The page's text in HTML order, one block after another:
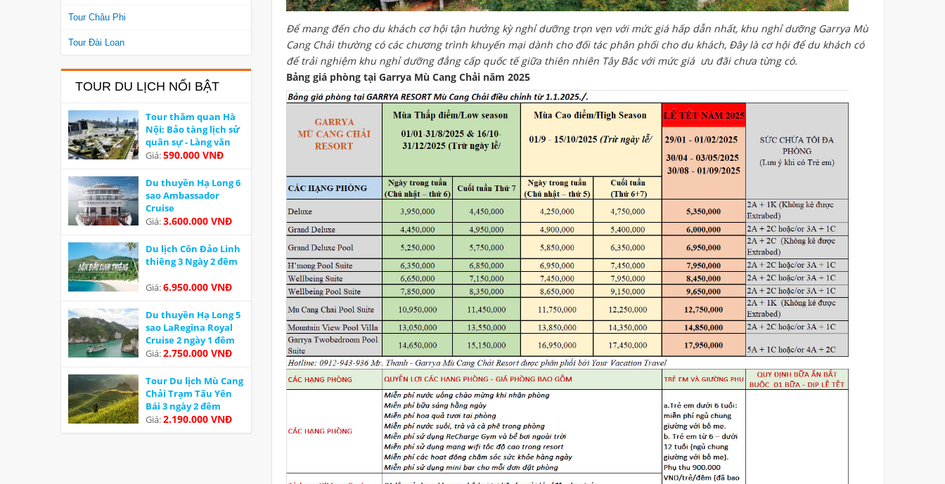
Tour Châu Phi
Tour Đài Loan
TOUR DU LỊCH NỔI BẬT
Tour thăm quan Hà
Nội: Bảo tàng lịch sử
quân sự - Làng văn
hoá các dân tộc Việt
Giá:590.000 VNĐ
Du thuyền Hạ Long 6
sao Ambassador
Cruise
Giá:3.600.000 VNĐ
Du lịch Côn Đảo Linh
thiêng 3 Ngày 2 đêm
Giá:6.950.000 VNĐ
Du thuyền Hạ Long 5
sao LaRegina Royal
Cruise 2 ngày 1 đêm
Ưu đãi
Giá:2.750.000 VNĐ
Tour Du lịch Mù Cang
Chải Trạm Tấu Yên
Bái 3 ngày 2 đêm
Giá:2.190.000 VNĐ
Để mang đến cho du khách cơ hội tận hưởng kỳ nghỉ dưỡng trọn vẹn với mức giá hấp dẫn nhất, khu nghỉ dưỡng Garrya Mù
Cang Chải thường có các chương trình khuyến mại dành cho đối tác phân phối cho du khách, Đây là cơ hội để du khách có
để trải nghiệm khu nghỉ dưỡng đẳng cấp quốc tế giữa thiên nhiên Tây Bắc với mức giá ưu đãi chưa từng có.
Bảng giá phòng tại Garrya Mù Cang Chải năm 2025